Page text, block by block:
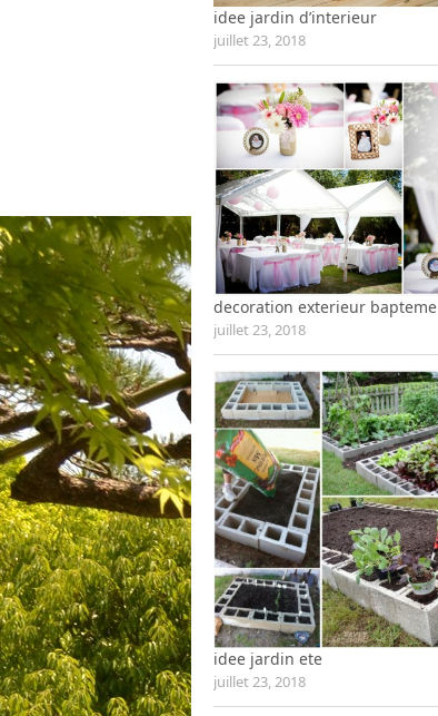
idee jardin d’interieur
juillet 23, 2018
decoration exterieur bapteme
juillet 23, 2018
idee jardin ete
juillet 23, 2018